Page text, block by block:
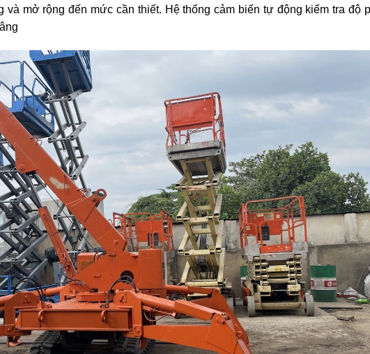
và mở rộng đến mức cần thiết. Hệ thống cảm biến tự động kiểm tra độ